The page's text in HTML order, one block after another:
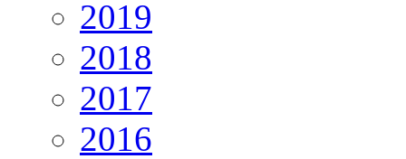
2019
2018
2017
2016